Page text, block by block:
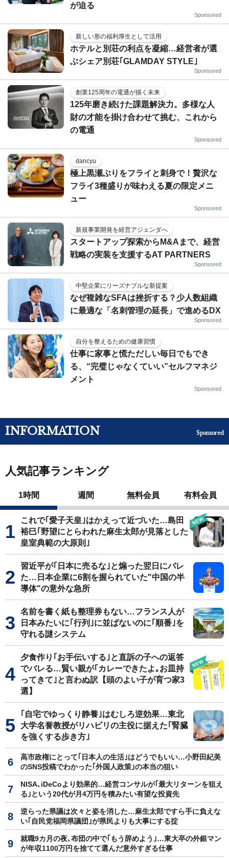
が迫る
Sponsored
新しい形の福利厚生として活用
ホテルと別荘の利点を凝縮…経営者が選
ぶシェア別荘｢GLAMDAY STYLE｣
Sponsored
創業125周年の電通が描く未来
125年磨き続けた課題解決力。多様な人
財の才能を掛け合わせて挑む、これから
の電通
Sponsored
dancyu
極上黒瀬ぶりをフライと刺身で！贅沢な
フライ3種盛りが味わえる夏の限定メニ
ュー
Sponsored
新規事業開発を経営アジェンダへ
スタートアップ探索からM&Aまで、経営
戦略の実装を支援するAT PARTNERS
Sponsored
中堅企業にリーズナブルな新提案
なぜ複雑なSFAは挫折する？少人数組織
に最適な「名刺管理の延長」で進めるDX
Sponsored
自分を整えるための健康習慣
仕事に家事と慌ただしい毎日でもでき
る、“完璧じゃなくていい”セルフマネジ
メント
Sponsored
INFORMATION Sponsored
人気記事ランキング
1時間 週間 無料会員 有料会員
これで｢愛子天皇｣はかえって近づいた…島田
裕巳｢野望にとらわれた麻生太郎が見落とした
皇室典範の大原則｣
習近平が｢日本に売るな｣と煽った翌日にバレ
た…日本企業に6割を握られていた"中国の半
導体"の意外な急所
名前を書く紙も整理券もない…フランス人が
日本みたいに｢行列｣に並ばないのに｢順番｣を
守れる謎システム
夕食作り｢お手伝いする｣と直訴の子への返答
でバレる…賢い親が｢カレーできたよ｡お皿持
ってきて｣と言わぬ訳【頭のよい子が育つ家3
選】
｢自宅でゆっくり静養｣はむしろ逆効果…東北
大学名誉教授がリハビリの主役に据えた｢腎臓
を強くする歩き方｣
高市政権にとって｢日本人の生活｣はどうでもいい…小野田紀美
のSNS投稿でわかった｢外国人政策｣の本当の狙い
NISA､iDeCoより効果的…経営コンサルが｢最大リターンを狙え
る｣という20代が月4万円を積みたい有望な投資先
逆らった県議は次々と姿を消した…麻生太郎ですら手に負えな
い｢自民党福岡県議団｣が県民よりも大事にする掟
就職9カ月の夜､布団の中で｢もう辞めよう｣…東大卒の外銀マン
が年収1100万円を捨てて選んだ意外すぎる仕事